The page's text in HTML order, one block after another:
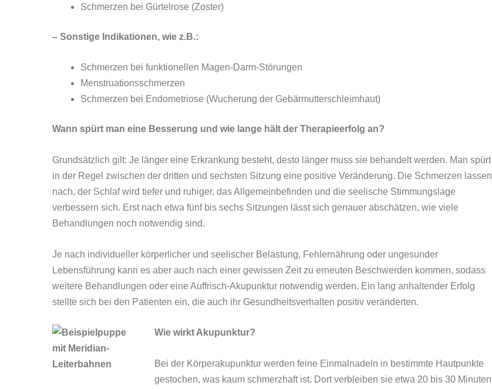
Schmerzen bei Gürtelrose (Zoster)
– Sonstige Indikationen, wie z.B.:
Schmerzen bei funktionellen Magen-Darm-Störungen
Menstruationsschmerzen
Schmerzen bei Endometriose (Wucherung der Gebärmutterschleimhaut)
Wann spürt man eine Besserung und wie lange hält der Therapieerfolg an?
Grundsätzlich gilt: Je länger eine Erkrankung besteht, desto länger muss sie behandelt werden. Man spürt
in der Regel zwischen der dritten und sechsten Sitzung eine positive Veränderung. Die Schmerzen lassen
nach, der Schlaf wird tiefer und ruhiger, das Allgemeinbefinden und die seelische Stimmungslage
verbessern sich. Erst nach etwa fünf bis sechs Sitzungen lässt sich genauer abschätzen, wie viele
Behandlungen noch notwendig sind.
Je nach individueller körperlicher und seelischer Belastung, Fehlernährung oder ungesunder
Lebensführung kann es aber auch nach einer gewissen Zeit zu erneuten Beschwerden kommen, sodass
weitere Behandlungen oder eine Auffrisch-Akupunktur notwendig werden. Ein lang anhaltender Erfolg
stellte sich bei den Patienten ein, die auch ihr Gesundheitsverhalten positiv veränderten.
Wie wirkt Akupunktur?
Bei der Körperakupunktur werden feine Einmalnadeln in bestimmte Hautpunkte
gestochen, was kaum schmerzhaft ist. Dort verbleiben sie etwa 20 bis 30 Minuten